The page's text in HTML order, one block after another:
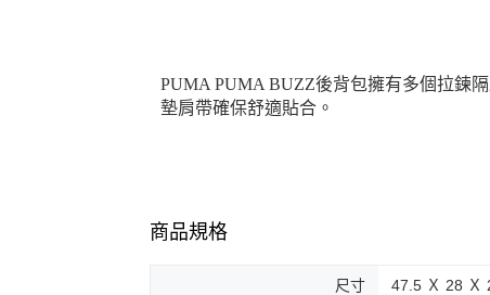
PUMA PUMA BUZZ後背包擁有多個拉鍊
墊肩帶確保舒適貼合。
商品規格
尺寸 47.5 Ｘ 28 Ｘ